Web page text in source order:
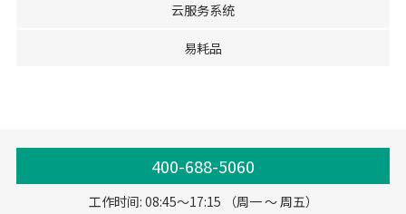
云服务系统
易耗品
400-688-5060
工作时间: 08:45～17:15 （周一 ～ 周五）